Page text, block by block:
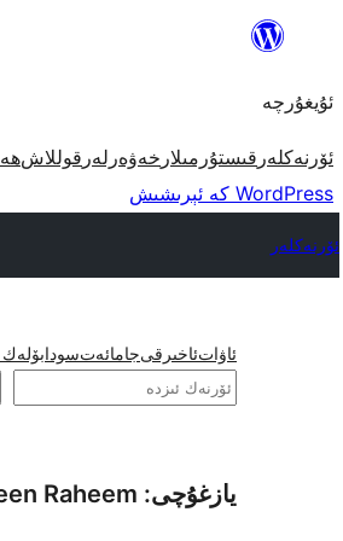
مەزمۇنغا
ئۇيغۇرچە
ئۆرنەكلەر قىستۇرمىلار خەۋەرلەر قوللاش
WordPress كە ئېرىشىش
ئۆرنەكلەر
ئاۋاتئاخىرقىجامائەتسودا
ئىزدە
يازغۇچى: Mobeen Raheem